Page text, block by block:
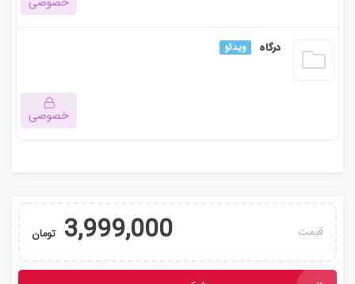
این بخش خصوصی می باشد. برای دسترسی کامل به دروس این
درگاه ویدئو
خصوصی
قیمت 3,999,000 تومان